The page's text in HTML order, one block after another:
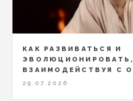
КАК РАЗВИВАТЬСЯ И
ЭВОЛЮЦИОНИРОВАТЬ,
ВЗАИМОДЕЙСТВУЯ С
29.07.2026